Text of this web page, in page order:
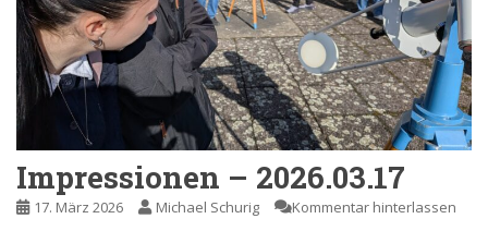
Impressionen – 2026.03.17
17. März 2026 Michael Schurig Kommentar hinterlassen